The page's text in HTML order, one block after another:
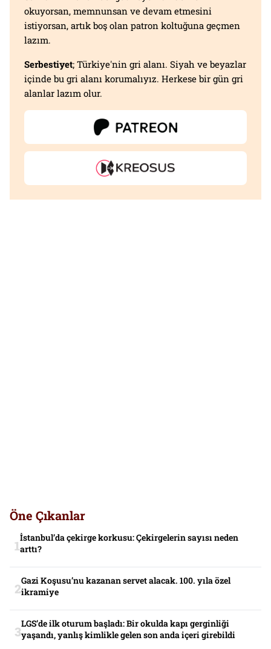
okuyorsan, memnunsan ve devam etmesini
istiyorsan, artık boş olan patron koltuğuna geçmen
lazım.
Serbestiyet; Türkiye'nin gri alanı. Siyah ve beyazlar
içinde bu gri alanı korumalıyız. Herkese bir gün gri
alanlar lazım olur.
Öne Çıkanlar
İstanbul’da çekirge korkusu: Çekirgelerin sayısı neden
arttı?
Gazi Koşusu’nu kazanan servet alacak. 100. yıla özel
ikramiye
LGS’de ilk oturum başladı: Bir okulda kapı gerginliği
yaşandı, yanlış kimlikle gelen son anda içeri girebildi